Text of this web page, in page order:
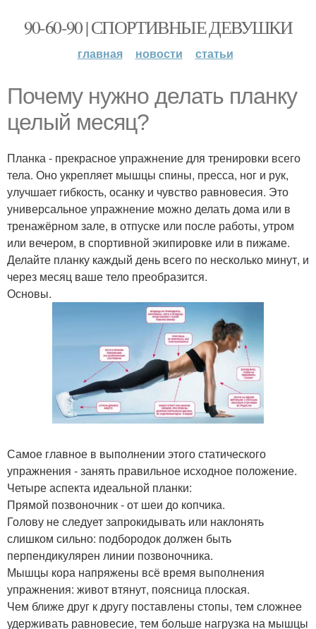
90-60-90 | СПОРТИВНЫЕ ДЕВУШКИ
главная новости статьи
Почему нужно делать планку
целый месяц?
Планка - прекрасное упражнение для тренировки всего
тела. Оно укрепляет мышцы спины, пресса, ног и рук,
улучшает гибкость, осанку и чувство равновесия. Это
универсальное упражнение можно делать дома или в
тренажёрном зале, в отпуске или после работы, утром
или вечером, в спортивной экипировке или в пижаме.
Делайте планку каждый день всего по несколько минут, и
через месяц ваше тело преобразится.
Основы.
Самое главное в выполнении этого статического
упражнения - занять правильное исходное положение.
Четыре аспекта идеальной планки:
Прямой позвоночник - от шеи до копчика.
Голову не следует запрокидывать или наклонять
слишком сильно: подбородок должен быть
перпендикулярен линии позвоночника.
Мышцы кора напряжены всё время выполнения
упражнения: живот втянут, поясница плоская.
Чем ближе друг к другу поставлены стопы, тем сложнее
удерживать равновесие, тем больше нагрузка на мышцы